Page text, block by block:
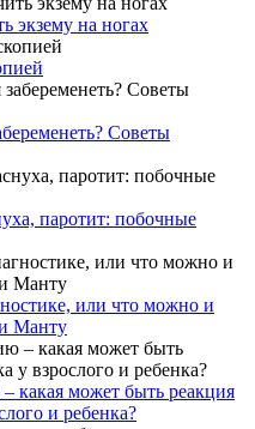
экзему на ногах
Советы
паротит: побочные
или что можно и
Манту
какая может быть реакция
и ребенка?